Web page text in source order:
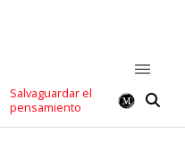
Salvaguardar el
pensamiento